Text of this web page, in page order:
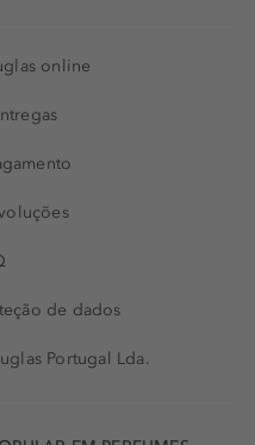
online
de dados
Portugal Lda.